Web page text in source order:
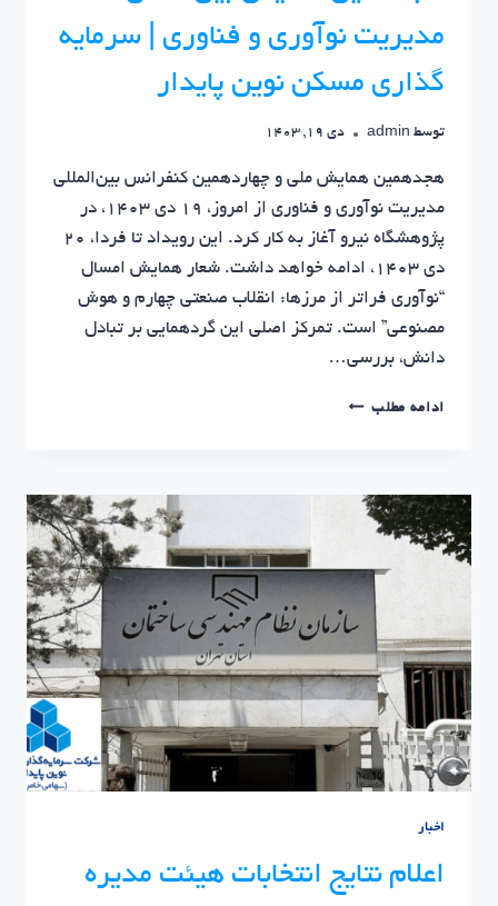
مدیریت نوآوری و فناوری | سرمایه
گذاری مسکن نوین پایدار
توسط admin دی 19, 1403
هجدهمین همایش ملی و چهاردهمین کنفرانس بین‌المللی
مدیریت نوآوری و فناوری از امروز، ۱۹ دی ۱۴۰۳، در
پژوهشگاه نیرو آغاز به کار کرد. این رویداد تا فردا، ۲۰
دی ۱۴۰۳، ادامه خواهد داشت. شعار همایش امسال
“نوآوری فراتر از مرزها: انقلاب صنعتی چهارم و هوش
مصنوعی” است. تمرکز اصلی این گردهمایی بر تبادل
دانش، بررسی…
ادامه مطلبهجدهمین
نوآوری
و
|
سرمایه
گذاری
مسکن
نوین
پایدار
اخبار
اعلام نتایج انتخابات هیئت مدیره